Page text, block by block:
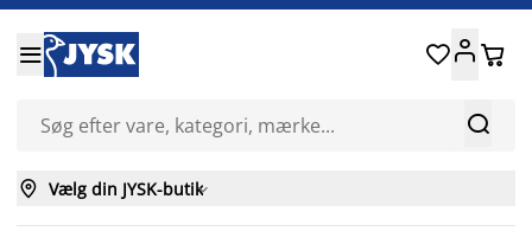


 
 Vælg din JYSK-butik